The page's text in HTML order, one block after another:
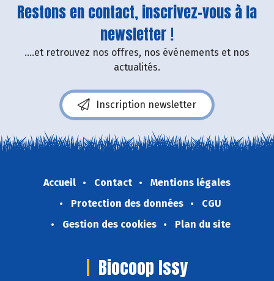
Restons en contact, inscrivez-vous à la
newsletter !
....et retrouvez nos offres, nos événements et nos
actualités.
Inscription newsletter
Accueil Contact
Mentions légales
Protection des données
CGU
Gestion des cookies
Plan du site
Biocoop Issy